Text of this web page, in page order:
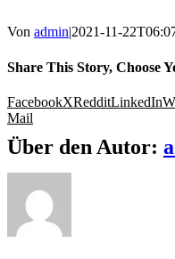
Von admin|2021-11-
Share This Story, Choose
FacebookXRedditLinkedIn
Mail
Über den Autor: